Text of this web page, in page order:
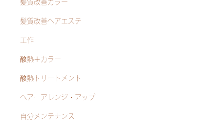
髪質改善カラー
髪質改善ヘアエステ
工作
酸熱＋カラー
酸熱トリートメント
ヘアーアレンジ・アップ
自分メンテナンス